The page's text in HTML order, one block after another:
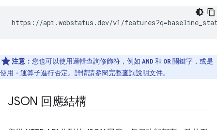
注意： 您也可以使用邏輯查詢修飾符，例如 AND 和 OR 關鍵字，或是
使用 - 運算子進行否定。詳情請參閱完整查詢說明文件。
JSON 回應結構